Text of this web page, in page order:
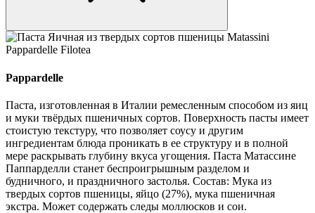
Pappardelle
Паста, изготовленная в Италии ремесленным способом из яиц
и муки твёрдых пшеничных сортов. Поверхность пасты имеет
стоистую текстуру, что позволяет соусу и другим
ингредиентам блюда проникать в ее структуру и в полной
мере раскрывать глубину вкуса угощения. Паста Матассине
Паппарделли станет беспроигрышным разделом и
будничного, и праздничного застолья. Состав: Мука из
твердых сортов пшеницы, яйцо (27%), мука пшеничная
экстра. Может содержать следы моллюсков и сои.